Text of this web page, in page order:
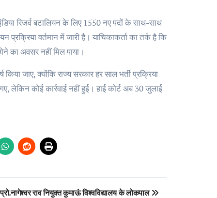
रिजर्व बटालियन के लिए 1550 नए पदों के साथ-साथ
वर्तमान में जारी है। याचिकाकर्ता का तर्क है कि
का अवसर नहीं मिल पाया।
जाए, क्योंकि राज्य सरकार हर साल भर्ती प्रक्रिया
लेकिन कोई कार्रवाई नहीं हुई। हाई कोर्ट अब 30 जुलाई
प्रो.नागेश्वर राव नियुक्त कुमाऊं विश्वविद्यालय के लोकपाल